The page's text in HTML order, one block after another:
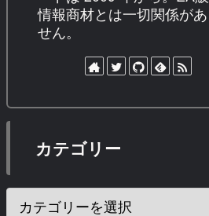
情報商材とは一切関係があ
せん。
カテゴリー